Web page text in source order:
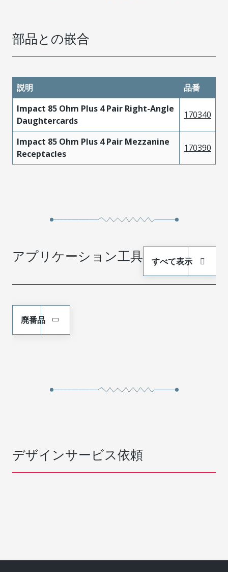
部品との嵌合
説明
品番
Impact 85 Ohm Plus 4 Pair Right-Angle
Daughtercards
170340
Impact 85 Ohm Plus 4 Pair Mezzanine
Receptacles
170390
アプリケーション工具 すべて表示
廃番品
デザインサービス依頼